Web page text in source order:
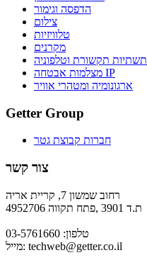
הדפסה וגימור
צילום
טלוויזיות
מקרנים
תשתיות תקשורת וטלפוניה
מצלמות אבטחה IP
ארגונומיה ומטהרי אוויר
Getter Group
חברות קבוצת גטר
צור קשר
רחוב שמשון 7, קריית אריה
ת.ד 3901 ,פתח תקווה 4952706
טלפון: 03-5761660
מייל: techweb@getter.co.il